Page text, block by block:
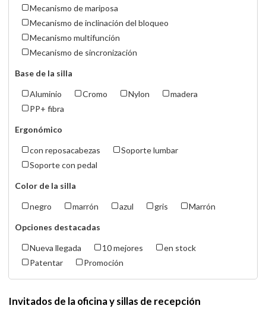
Mecanismo de mariposa
Mecanismo de inclinación del bloqueo
Mecanismo multifunción
Mecanismo de sincronización
Base de la silla
Aluminio Cromo Nylon
madera
PP+ fibra
Ergonómico
con reposacabezas
Soporte lumbar
Soporte con pedal
Color de la silla
negro marrón azul gris Marrón
Opciones destacadas
Nueva llegada 10 mejores
en stock
Patentar
Promoción
Invitados de la oficina y sillas de recepción